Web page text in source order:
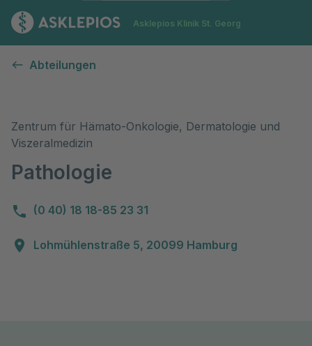
Zur Startseite
Asklepios Klinik St. Georg
Abteilungen
Zentrum für Hämato-Onkologie, Dermatologie und
Viszeralmedizin
Pathologie
(0 40) 18 18-85 23 31
Lohmühlenstraße 5, 20099 Hamburg